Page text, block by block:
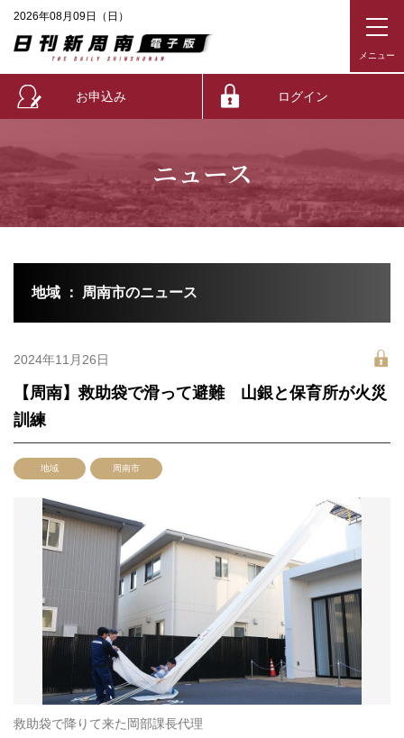
2026年08月09日（日）
お申込み ログイン
ニュース
地域 ： 周南市のニュース
2024年11月26日
【周南】救助袋で滑って避難 山銀と保育所が火災
訓練
地域 周南市
救助袋で降りて来た岡部課長代理